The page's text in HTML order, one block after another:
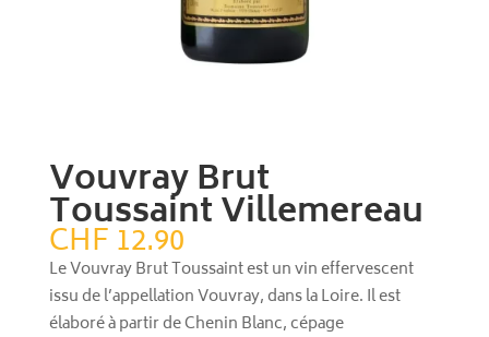
Vouvray Brut
Toussaint Villemereau
CHF12.90
Le Vouvray Brut Toussaint est un vin effervescent
issu de l’appellation Vouvray, dans la Loire. Il est
élaboré à partir de Chenin Blanc, cépage